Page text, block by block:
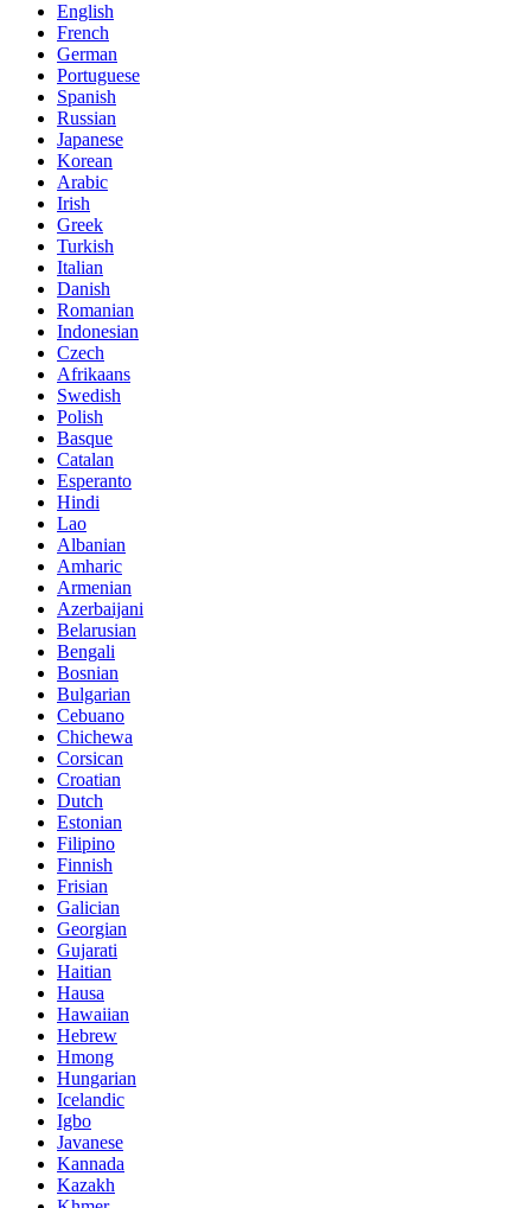
English
French
German
Portuguese
Spanish
Russian
Japanese
Korean
Arabic
Irish
Greek
Turkish
Italian
Danish
Romanian
Indonesian
Czech
Afrikaans
Swedish
Polish
Basque
Catalan
Esperanto
Hindi
Lao
Albanian
Amharic
Armenian
Azerbaijani
Belarusian
Bengali
Bosnian
Bulgarian
Cebuano
Chichewa
Corsican
Croatian
Dutch
Estonian
Filipino
Finnish
Frisian
Galician
Georgian
Gujarati
Haitian
Hausa
Hawaiian
Hebrew
Hmong
Hungarian
Icelandic
Igbo
Javanese
Kannada
Kazakh